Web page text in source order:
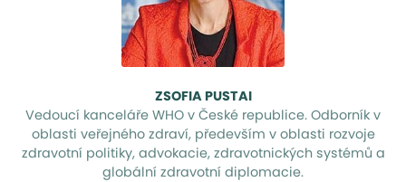
ZSOFIA PUSTAI
Vedoucí kanceláře WHO v České republice. Odborník v
oblasti veřejného zdraví, především v oblasti rozvoje
zdravotní politiky, advokacie, zdravotnických systémů a
globální zdravotní diplomacie.